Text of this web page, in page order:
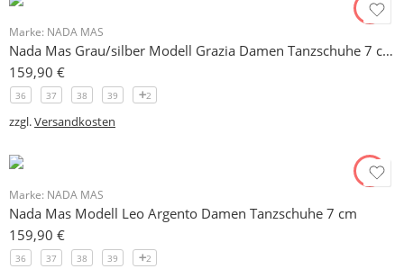
Marke: NADA MAS
Nada Mas Grau/silber Modell Grazia Damen Tanzschuhe 7 cm schlanker Absatz
159,90 €
36 37 38 39 2
zzgl.Versandkosten
Marke: NADA MAS
Nada Mas Modell Leo Argento Damen Tanzschuhe 7 cm
159,90 €
36 37 38 39 2